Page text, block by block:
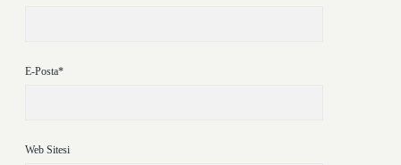
E-Posta*
Web Sitesi